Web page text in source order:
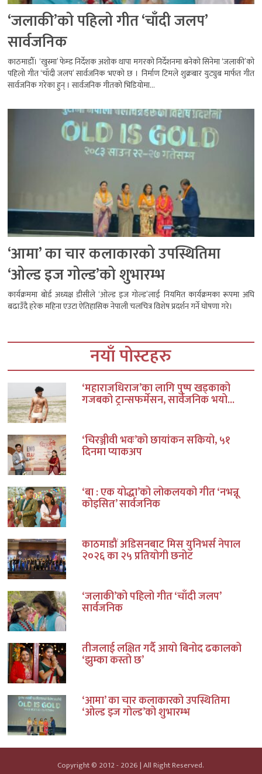
‘जलाकी’को पहिलो गीत ‘चाँदी जलप’
सार्वजनिक
काठमाडौँ। ‘खुस्मा’ फेम्ड निर्देशक अशोक थापा मगरको निर्देशनमा बनेको सिनेमा ‘जलाकी’को
पहिलो गीत ‘चाँदी जलप’ सार्वजनिक भएको छ । निर्माण टिमले शुक्रबार युट्युब मार्फत गीत
सार्वजनिक गरेका हुन् । सार्वजनिक गीतको भिडियोमा...
‘आमा’ का चार कलाकारको उपस्थितिमा
‘ओल्ड इज गोल्ड’को शुभारम्भ
कार्यक्रममा बोर्ड अध्यक्ष डीसीले ‘ओल्ड इज गोल्ड’लाई नियमित कार्यक्रमका रूपमा अघि
बढाउँदै हरेक महिना एउटा ऐतिहासिक नेपाली चलचित्र विशेष प्रदर्शन गर्ने घोषणा गरे।
नयाँ पोस्टहरु
‘महाराजधिराज’का लागि पुष्प खड्काको
गजबको ट्रान्सफर्मेसन, सार्वजनिक भयो...
‘चिरञ्जीवी भवः’को छायांकन सकियो, ५१
दिनमा प्याकअप
‘बा : एक योद्धा’को लोकलयको गीत ‘नभन्नू
कोइसित’ सार्वजनिक
काठमाडौं अडिसनबाट मिस युनिभर्स नेपाल
२०२६ का २५ प्रतियोगी छनोट
‘जलाकी’को पहिलो गीत ‘चाँदी जलप’
सार्वजनिक
तीजलाई लक्षित गर्दै आयो बिनोद ढकालको
‘झुम्का कस्तो छ’
‘आमा’ का चार कलाकारको उपस्थितिमा
‘ओल्ड इज गोल्ड’को शुभारम्भ
Copyright © 2012 - 2026 | All Right Reserved.